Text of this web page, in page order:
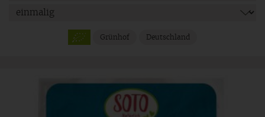
Grünhof Deutschland